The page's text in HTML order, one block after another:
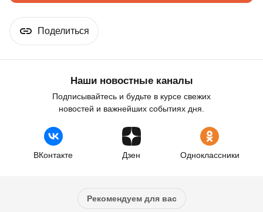
Поделиться
Наши новостные каналы
Подписывайтесь и будьте в курсе свежих
новостей и важнейших событиях дня.
ВКонтакте Дзен Одноклассники
Рекомендуем для вас